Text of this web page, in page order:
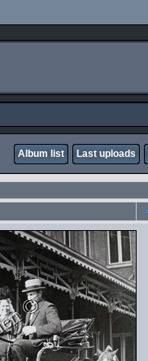
Album list Last uploads